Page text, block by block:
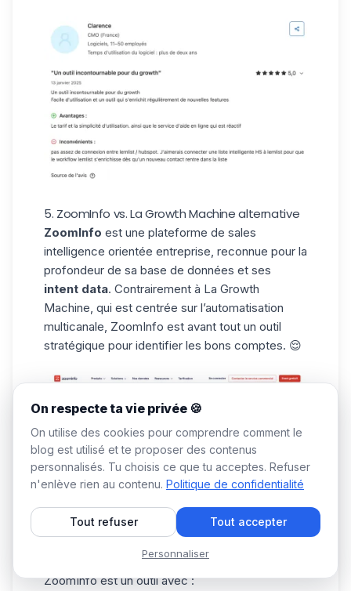
5. ZoomInfo vs. La Growth Machine alternative
ZoomInfo est une plateforme de sales
intelligence orientée entreprise, reconnue pour la
profondeur de sa base de données et ses
intent data. Contrairement à La Growth
Machine, qui est centrée sur l’automatisation
multicanale, ZoomInfo est avant tout un outil
stratégique pour identifier les bons comptes. 😌
ZoomInfo est un outil avec :
On respecte ta vie privée 🍪
On utilise des cookies pour comprendre comment le
blog est utilisé et te proposer des contenus
personnalisés. Tu choisis ce que tu acceptes. Refuser
n'enlève rien au contenu. Politique de confidentialité
Tout refuser Tout accepter
Personnaliser